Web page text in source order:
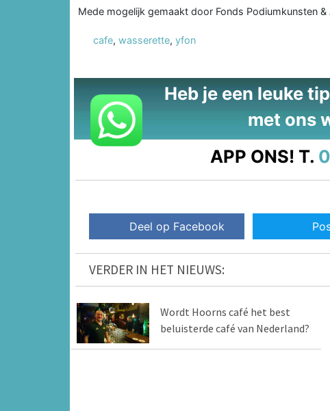
Mede mogelijk gemaakt door Fonds Podiumkunsten
cafe, wasserette, yfon
Heb je een leuke
met ons
APP ONS! T.
Deel op Facebook
VERDER IN HET NIEUWS:
Wordt Hoorns café het best
beluisterde café van Nederland?